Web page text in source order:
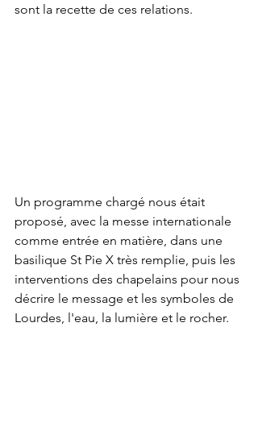
sont la recette de ces relations.
Un programme chargé nous était
proposé, avec la messe internationale
comme entrée en matière, dans une
basilique St Pie X très remplie, puis les
interventions des chapelains pour nous
décrire le message et les symboles de
Lourdes, l'eau, la lumière et le rocher.